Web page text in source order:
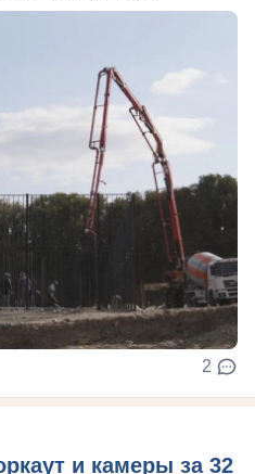
2
и камеры за 32